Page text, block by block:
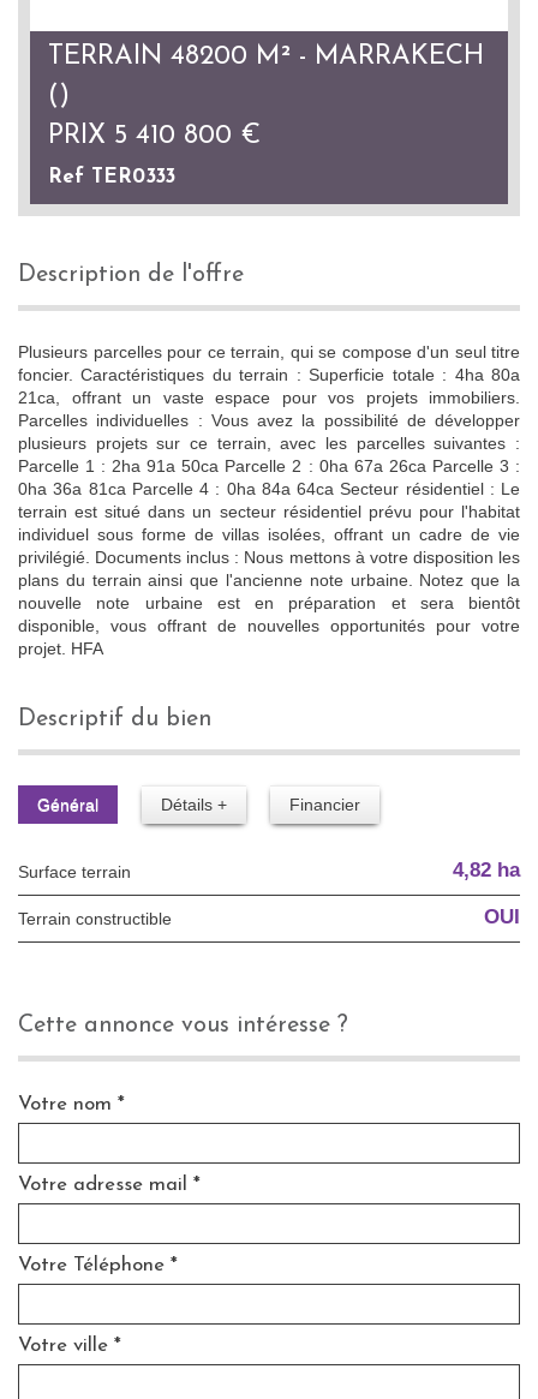
TERRAIN 48200 M² - MARRAKECH
()
PRIX 5 410 800 €
Ref TER0333
description de l'offre
Plusieurs parcelles pour ce terrain, qui se compose d'un seul titre
foncier. Caractéristiques du terrain : Superficie totale : 4ha 80a
21ca, offrant un vaste espace pour vos projets immobiliers.
Parcelles individuelles : Vous avez la possibilité de développer
plusieurs projets sur ce terrain, avec les parcelles suivantes :
Parcelle 1 : 2ha 91a 50ca Parcelle 2 : 0ha 67a 26ca Parcelle 3 :
0ha 36a 81ca Parcelle 4 : 0ha 84a 64ca Secteur résidentiel : Le
terrain est situé dans un secteur résidentiel prévu pour l'habitat
individuel sous forme de villas isolées, offrant un cadre de vie
privilégié. Documents inclus : Nous mettons à votre disposition les
plans du terrain ainsi que l'ancienne note urbaine. Notez que la
nouvelle note urbaine est en préparation et sera bientôt
disponible, vous offrant de nouvelles opportunités pour votre
projet. HFA
descriptif du bien
Général Détails + Financier
surface terrain 4,82 ha
Terrain constructible OUI
cette annonce vous intéresse ?
Votre nom *
Votre adresse mail *
Votre Téléphone *
Votre ville *